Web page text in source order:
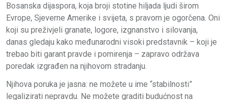
Bosanska dijaspora, koja broji stotine hiljada ljudi širom
Evrope, Sjeverne Amerike i svijeta, s pravom je ogorčena. Oni
koji su preživjeli granate, logore, izgnanstvo i silovanja,
danas gledaju kako međunarodni visoki predstavnik – koji je
trebao biti garant pravde i pomirenja – zapravo održava
poredak izgrađen na njihovom stradanju.
Njihova poruka je jasna: ne možete u ime “stabilnosti”
legalizirati nepravdu. Ne možete graditi budućnost na